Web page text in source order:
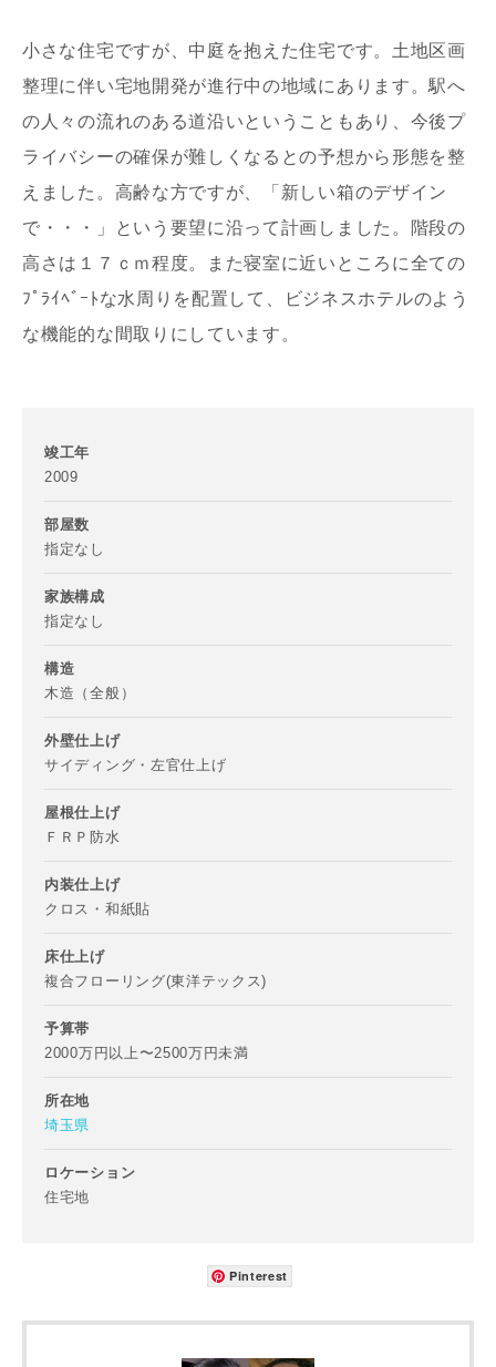
写真を拡大する
小さな住宅ですが、中庭を抱えた住宅です。土地区画
整理に伴い宅地開発が進行中の地域にあります。駅へ
の人々の流れのある道沿いということもあり、今後プ
ライバシーの確保が難しくなるとの予想から形態を整
えました。高齢な方ですが、「新しい箱のデザイン
で・・・」という要望に沿って計画しました。階段の
高さは１７ｃｍ程度。また寝室に近いところに全ての
ﾌﾟﾗｲﾍﾞｰﾄな水周りを配置して、ビジネスホテルのよう
な機能的な間取りにしています。
竣工年
2009
部屋数
指定なし
家族構成
指定なし
構造
木造（全般）
外壁仕上げ
サイディング・左官仕上げ
屋根仕上げ
ＦＲＰ防水
内装仕上げ
クロス・和紙貼
床仕上げ
複合フローリング(東洋テックス)
予算帯
2000万円以上〜2500万円未満
所在地
埼玉県
ロケーション
住宅地
Pinterest
お名前
メールアドレス
ご住所